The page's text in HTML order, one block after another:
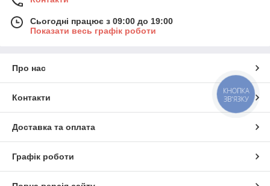
Сьогодні працює з 09:00 до 19:00
Показати весь графік роботи
Про нас
Контакти
Доставка та оплата
Графік роботи
КНОПКА
ЗВ'ЯЗКУ